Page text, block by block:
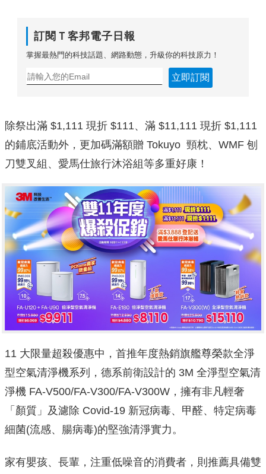
訂閱Ｔ客邦電子日報
掌握最熱門的科技話題、網路動態，升級你的科技原力！
立即訂閱
除祭出滿 $1,111 現折 $111、滿 $11,111 現折 $1,111
的鋪底活動外，更加碼滿額贈 Tokuyo 頸枕、WMF 刨
刀雙叉組、愛馬仕旅行沐浴組等多重好康！
11 大限量超殺優惠中，首推年度熱銷旗艦尊榮款全淨
型空氣清淨機系列，德系前衛設計的 3M 全淨型空氣清
淨機 FA-V500/FA-V300/FA-V300W，擁有非凡輕奢
「顏質」及濾除 Covid-19 新冠病毒、甲醛、特定病毒
細菌(流感、腸病毒)的堅強清淨實力。
家有嬰孩、長輩，注重低噪音的消費者，則推薦具備雙